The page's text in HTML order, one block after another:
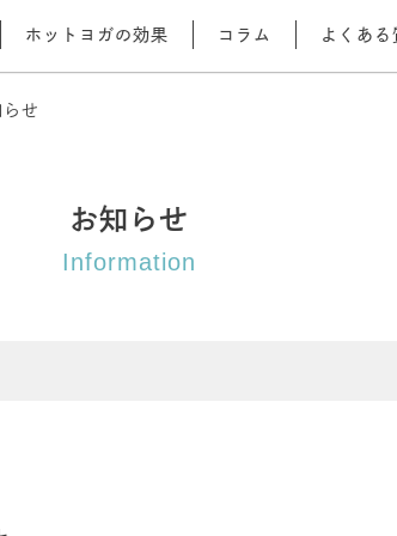
ホットヨガの効果 コラム よくある
せ
お知らせ
Information